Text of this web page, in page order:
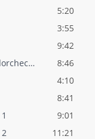
5:20
3:55
9:42
Gebruik een lichtmeter en colorchecker
8:46
4:10
8:41
9:01
11:21